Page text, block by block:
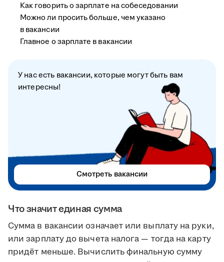
Что значит единая сумма
Сумма в вакансии означает или выплату на руки,
или зарплату до вычета налога — тогда на карту
придёт меньше. Вычислить финальную сумму
Как говорить о зарплате на собеседовании
Можно ли просить больше, чем указано
в вакансии
Главное о зарплате в вакансии
У нас есть вакансии, которые могут быть вам
интересны!
Смотреть вакансии